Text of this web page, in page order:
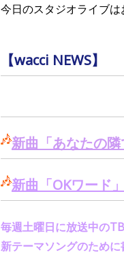
今日のスタジオライブは
【wacci NEWS】
新曲「あなたの隣
新曲「OKワード」
毎週土曜日に放送中の
新テーマソングのため